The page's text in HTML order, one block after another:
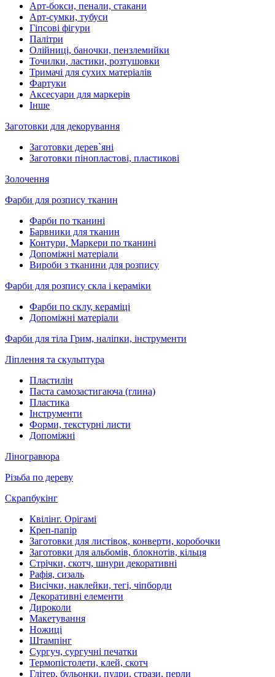
Арт-бокси, пенали, стакани
Арт-сумки, тубуси
Гіпсові фігури
Палітри
Олійниці, баночки, пензлемийки
Точилки, ластики, розтушовки
Тримачі для сухих матеріалів
Фартуки
Аксесуари для маркерів
Інше
Заготовки для декорування
Заготовки дерев`яні
Заготовки пінопластові, пластикові
Золочення
Фарби для розпису тканин
Фарби по тканині
Барвники для тканин
Контури, Маркери по тканині
Допоміжні матеріали
Вироби з тканини для розпису
Фарби для розпису скла і кераміки
Фарби по склу, кераміці
Допоміжні матеріали
Фарби для тіла Грим, наліпки, інструменти
Ліплення та скульптура
Пластилін
Паста самозастигаюча (глина)
Пластика
Інструменти
Форми, текстурні листи
Допоміжні
Ліногравюра
Різьба по дереву
Скрапбукінг
Квілінг. Орігамі
Креп-папір
Заготовки для листівок, конверти, коробочки
Заготовки для альбомів, блокнотів, кільця
Стрічки, скотч, шнури декоративні
Рафія, сизаль
Висічки, наклейки, тегі, чіпборди
Декоративні елементи
Дироколи
Макетування
Ножиці
Штампінг
Сургуч, сургучні печатки
Термопістолети, клей, скотч
Глітер, бульонки, пудри, стрази, перли